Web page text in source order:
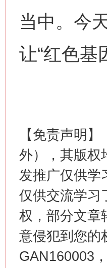
当中。今
让“红色基
【免责声明
外），其版权
发推广仅供学
仅供交流学习
权，部分文章
意侵犯到您的
GAN160003
在谋一域中谋